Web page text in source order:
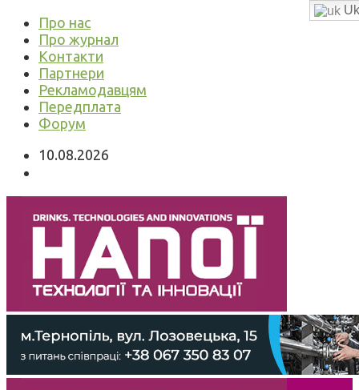
Про нас
Про журнал
Контакти
Партнери
Рекламодавцям
Передплата
Форум
10.08.2026